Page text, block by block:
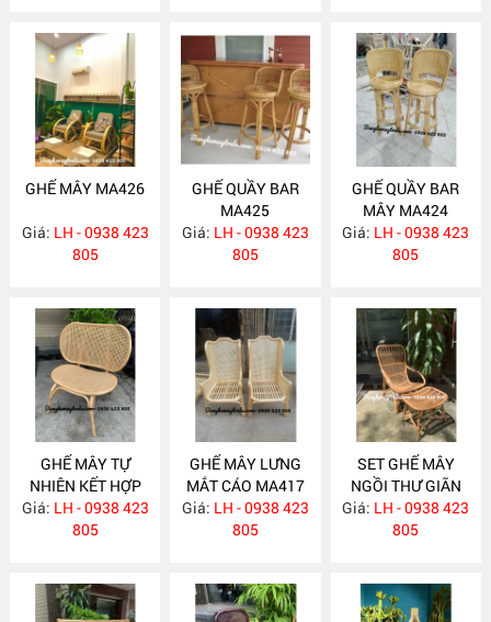
GHẾ MÂY MA426
Giá: LH - 0938 423
805
GHẾ QUẦY BAR
MA425
Giá: LH - 0938 423
805
GHẾ QUẦY BAR
MÂY MA424
Giá: LH - 0938 423
805
GHẾ MÂY TỰ
NHIÊN KẾT HỢP
LƯỚI MẮT CÁO
MA418
Giá: LH - 0938 423
805
GHẾ MÂY LƯNG
MẮT CÁO MA417
Giá: LH - 0938 423
805
SET GHẾ MÂY
NGỒI THƯ GIÃN
MA416
Giá: LH - 0938 423
805